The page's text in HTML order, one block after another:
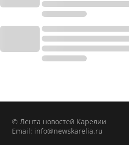
© Лента новостей Карелии
Email: info@newskarelia.ru